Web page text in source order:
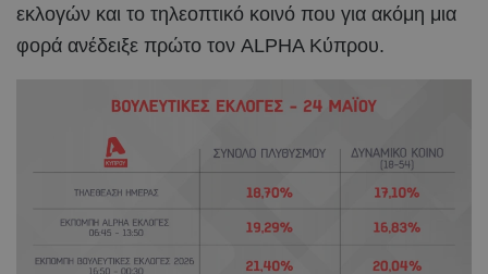
εκλογών και το τηλεοπτικό κοινό που για ακόμη μια
φορά ανέδειξε πρώτο τον ALPHA Κύπρου.